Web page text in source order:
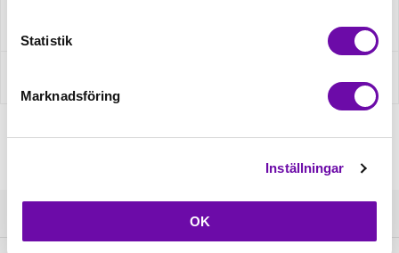
Statistik
Marknadsföring
Inställningar
OK